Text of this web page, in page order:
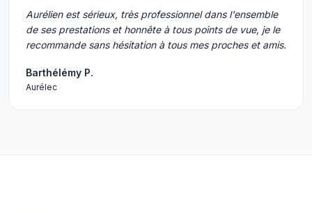
Aurélien est sérieux, très professionnel dans l'ensemble
de ses prestations et honnête à tous points de vue, je le
recommande sans hésitation à tous mes proches et amis.
Barthélémy P.
Aurélec